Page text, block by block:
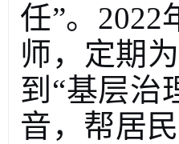
任”。 2022
师，定期
到 “基层治
音 ， 帮居